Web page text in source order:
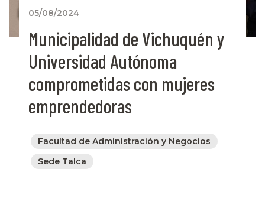
05/08/2024
Municipalidad de Vichuquén y
Universidad Autónoma
comprometidas con mujeres
emprendedoras
Facultad de Administración y Negocios
Sede Talca